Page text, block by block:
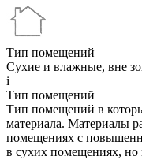
Тип помещений
Сухие и влажные, вне
i
Тип помещений
Тип помещений в
материала. Материалы
помещениях с
в сухих помещениях, но